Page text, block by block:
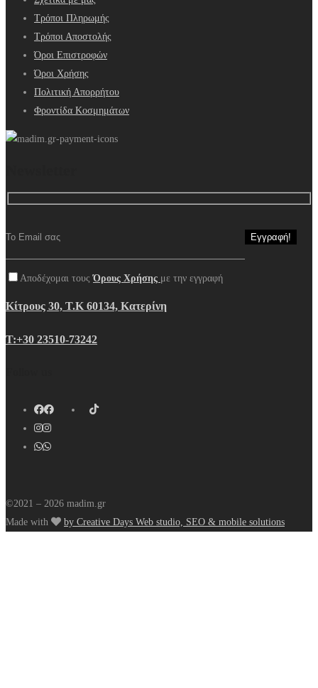
Τρόποι Πληρωμής
Τρόποι Αποστολής
Όροι Επιστροφών
Όροι Χρήσης
Πολιτική Απορρήτου
Φροντίδα Κοσμημάτων
Αποδέχομαι τουςΌρους Χρήσης με την εγγραφή
Κίτρους 30, Τ.Κ 60134, Κατερίνη
Τ:+30 23510-73242
©2021 – 2026 madim.gr
Made with
by Creative Days Web studio, SEO & mobile solutions